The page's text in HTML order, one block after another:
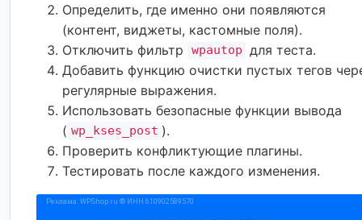
Определить, где именно они появляются
(контент, виджеты, кастомные поля).
Отключить фильтр
wpautop для теста.
Добавить функцию очистки пустых тегов
регулярные выражения.
Использовать безопасные функции вывода
( wp_kses_post ).
Проверить конфликтующие плагины.
Тестировать после каждого изменения.